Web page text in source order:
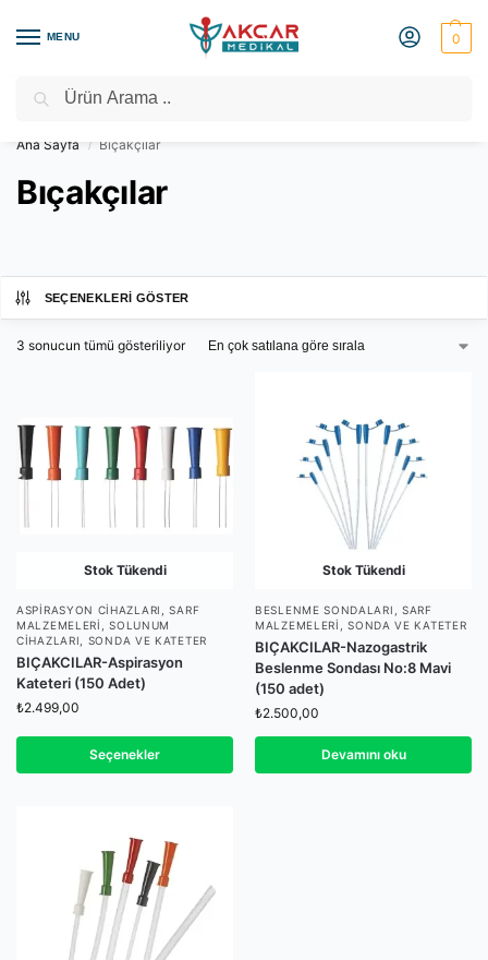
MENU 0
Medikal Market – Medikal Ürünler
Ana Sayfa / Bıçakçılar
Bıçakçılar
SEÇENEKLERI GÖSTER
3 sonucun tümü gösteriliyor
Stok Tükendi
ASPIRASYON CIHAZLARI ,SARF
MALZEMELERI
,SOLUNUM
CIHAZLARI
SONDA VE KATETER
BIÇAKCILAR-Aspirasyon
Kateteri (150 Adet)
₺2.499,00
Seçenekler
Stok Tükendi
BESLENME SONDALARI ,SARF
MALZEMELERI
,SONDA VE KATETER
BIÇAKCILAR-Nazogastrik
Beslenme Sondası No:8 Mavi
(150 adet)
₺2.500,00
Devamını oku